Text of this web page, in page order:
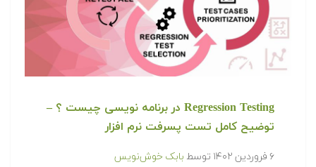
Regression Testing در برنامه نویسی چیست ؟ –
توضیح کامل تست پسرفت نرم افزار
۶ فروردین ۱۴۰۲ توسط بابک خوش‌نویس